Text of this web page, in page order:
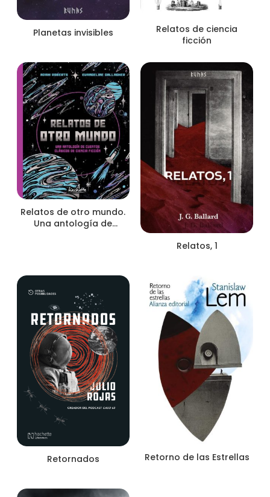
Planetas invisibles
Relatos de ciencia
ficción
Relatos de otro mundo.
Una antología de
Relatos, 1
Retornados Retorno de las Estrellas